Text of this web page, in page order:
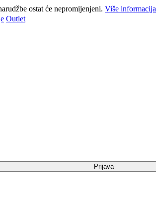
ostat će nepromijenjeni. Više informacija
Outlet
Prijava